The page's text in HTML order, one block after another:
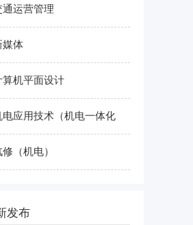
通运营管理
媒体
算机平面设计
电应用技术（机电一体化
（机电）
发布